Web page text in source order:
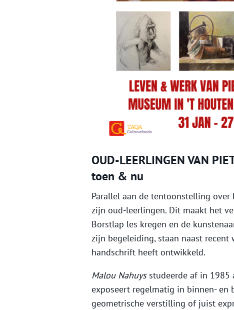
OUD-LEERLINGEN VAN
toen & nu
Parallel aan de tentoonstelling
zijn oud-leerlingen. Dit maakt het
Borstlap les kregen en de
zijn begeleiding, staan naast
handschrift heeft ontwikkeld.
Malou Nahuysstudeerde af in 1985
exposeert regelmatig in binnen- en
geometrische verstilling of juist